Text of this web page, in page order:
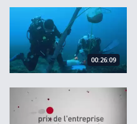
La dernière frontière
00:26:09
Prix SVC 2012-04-17 Les